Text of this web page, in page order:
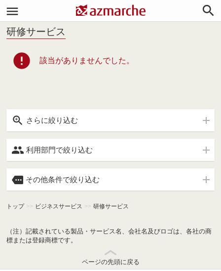


研修サービス
error 該当がありませんでした。
 さらに絞り込む
 利用部門で絞り込む
 その他条件で絞り込む
トップ >> ビジネスサービス >> 研修サービス
（注）記載されている製品・サービス名、会社名及びロゴは、各社の商
標または登録商標です。
ページの先頭に戻る